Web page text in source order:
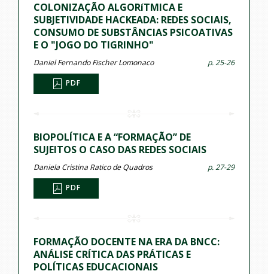
COLONIZAÇÃO ALGORíTMICA E
SUBJETIVIDADE HACKEADA: REDES SOCIAIS,
CONSUMO DE SUBSTÂNCIAS PSICOATIVAS
E O "JOGO DO TIGRINHO"
Daniel Fernando Fischer Lomonaco p. 25-26
PDF
BIOPOLÍTICA E A “FORMAÇÃO” DE
SUJEITOS O CASO DAS REDES SOCIAIS
Daniela Cristina Ratico de Quadros p. 27-29
PDF
FORMAÇÃO DOCENTE NA ERA DA BNCC:
ANÁLISE CRÍTICA DAS PRÁTICAS E
POLÍTICAS EDUCACIONAIS